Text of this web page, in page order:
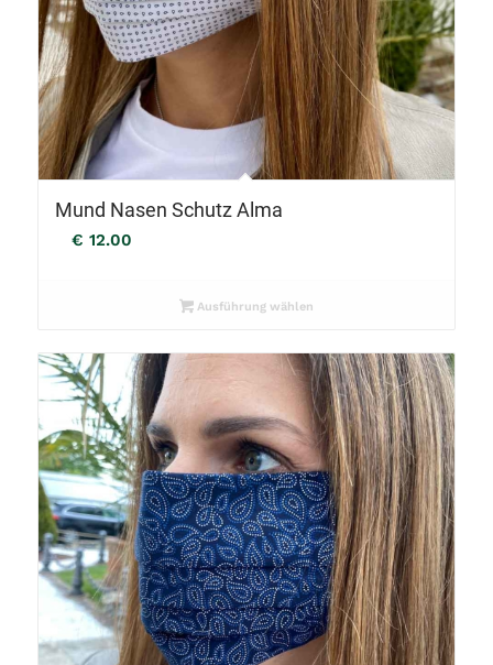
Mund Nasen Schutz Alma
€ 12.00
Ausführung wählen